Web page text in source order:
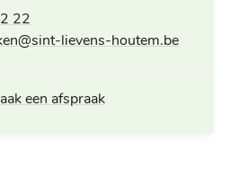
22
@sint-lievens-houtem.be
een afspraak